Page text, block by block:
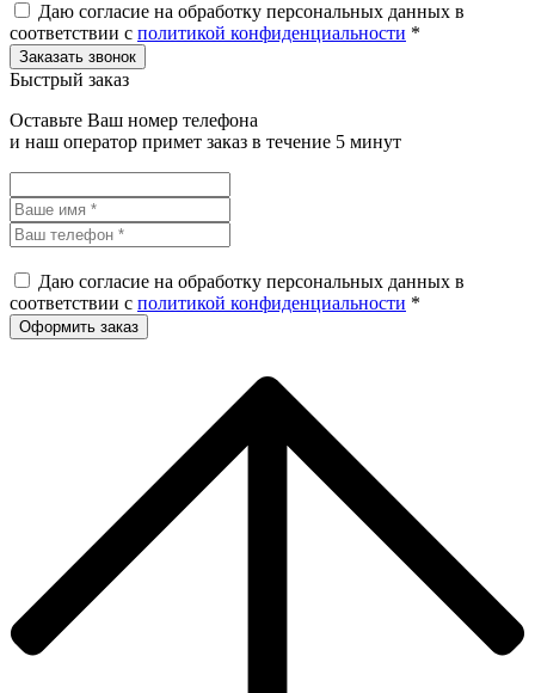
Даю согласие на обработку персональных данных в
соответствии с политикой конфиденциальности *
Быстрый заказ
Оставьте Ваш номер телефона
и наш оператор примет заказ в течение 5 минут
Даю согласие на обработку персональных данных в
соответствии с политикой конфиденциальности *